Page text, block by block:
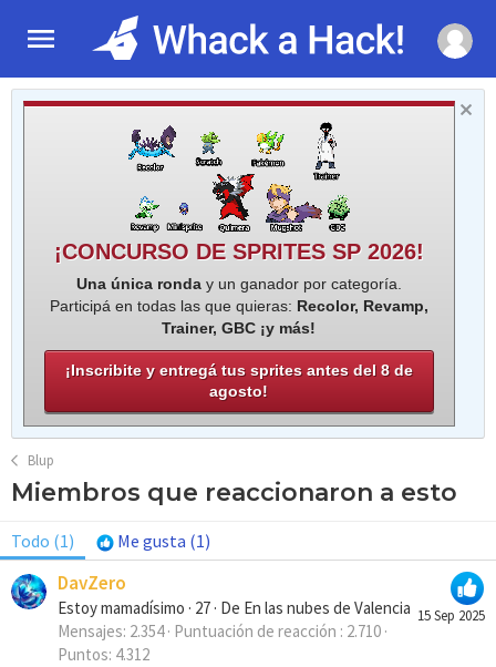
¡CONCURSO DE SPRITES SP 2026!
Una única ronday un ganador por categoría.
Participá en todas las que quieras: Recolor, Revamp,
Trainer, GBC ¡y más!
¡Inscribite y entregá tus sprites antes del 8 de
agosto!
Blup
Miembros que reaccionaron a esto
Todo (1) Me gusta (1)
15 Sep 2025
DavZero
Estoy mamadísimo · 27 · De En las nubes de Valencia
Mensajes 2.354 Puntuación de reacción 2.710
Puntos 4.312